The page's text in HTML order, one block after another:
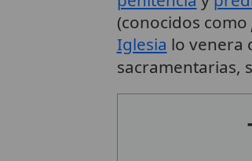
(conocidos como
Iglesia lo venera
sacramentarias,